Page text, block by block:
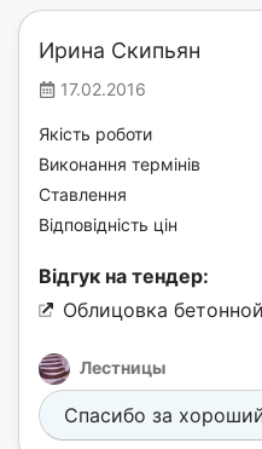
Ирина Скипьян
17.02.2016
Якість роботи
Виконання термінів
Ставлення
Відповідність цін
Відгук на тендер:
Облицовка
Лестницы
Спасибо за